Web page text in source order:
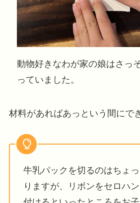
動物好きなわが家の娘はさっ
っていました。
材料があればあっという間にで
牛乳パックを切るのはちょ
りますが、リボンをセロハ